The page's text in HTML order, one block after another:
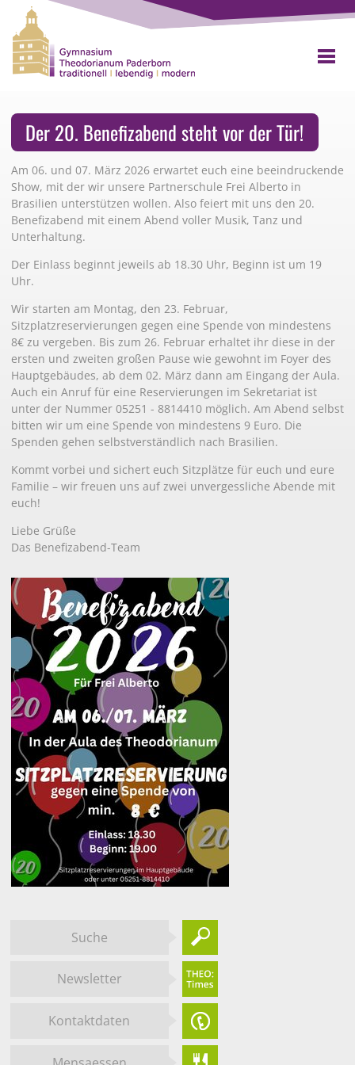
Der 20. Benefizabend steht vor der Tür!
Am 06. und 07. März 2026 erwartet euch eine beeindruckende
Show, mit der wir unsere Partnerschule Frei Alberto in
Brasilien unterstützen wollen. Also feiert mit uns den 20.
Benefizabend mit einem Abend voller Musik, Tanz und
Unterhaltung.
Der Einlass beginnt jeweils ab 18.30 Uhr, Beginn ist um 19
Uhr.
Wir starten am Montag, den 23. Februar,
Sitzplatzreservierungen gegen eine Spende von mindestens
8€ zu vergeben. Bis zum 26. Februar erhaltet ihr diese in der
ersten und zweiten großen Pause wie gewohnt im Foyer des
Hauptgebäudes, ab dem 02. März dann am Eingang der Aula.
Auch ein Anruf für eine Reservierungen im Sekretariat ist
unter der Nummer 05251 - 8814410 möglich. Am Abend selbst
bitten wir um eine Spende von mindestens 9 Euro. Die
Spenden gehen selbstverständlich nach Brasilien.
Kommt vorbei und sichert euch Sitzplätze für euch und eure
Familie – wir freuen uns auf zwei unvergessliche Abende mit
euch!
Liebe Grüße
Das Benefizabend-Team
Suche
Newsletter
Kontaktdaten